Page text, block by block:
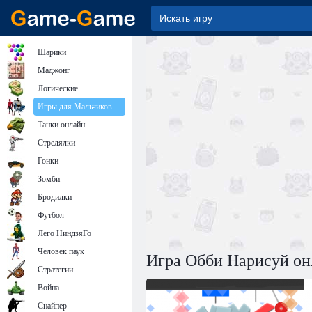
Игра Обби Нарисуй
Шарики
Маджонг
Логические
Игры для Мальчиков
Танки онлайн
Стрелялки
Гонки
Зомби
Бродилки
Футбол
Лего НиндзяГо
Человек паук
Стратегии
Война
Снайпер